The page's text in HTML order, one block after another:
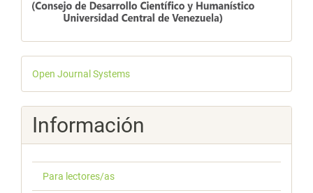
Desarrollado
por
Open Journal Systems
Información
Para lectores/as